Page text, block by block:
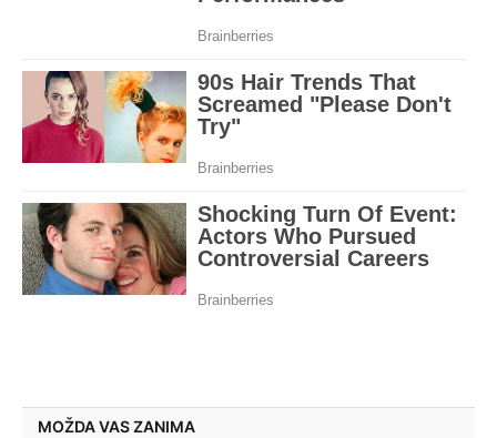
MOŽDA VAS ZANIMA